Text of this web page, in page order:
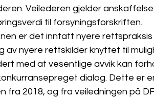
Veilederen gjelder
til forsyningsforskriften.
er det inntatt nyere
av nyere rettskilder knyttet til
med at vesentlige avvik kan
dialog. Dette er
fra 2018, og fra veiledningen på